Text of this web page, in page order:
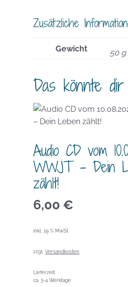
Zusätzliche
Gewicht 50 g
Das könnte
Audio CD vom
WWJT – Dein
zählt!
6,00 €
inkl. 19 % MwSt.
zzgl.Versandkosten
Lieferzeit:
ca. 3-4 Werktage